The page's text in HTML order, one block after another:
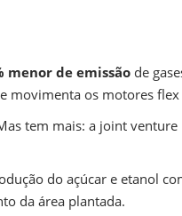
menor de emissão de
movimenta os motores
tem mais: a joint
do açúcar e etanol
da área plantada.